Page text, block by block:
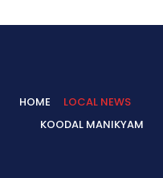
HOME
LOCAL NEWS
KOODAL MANIKYAM